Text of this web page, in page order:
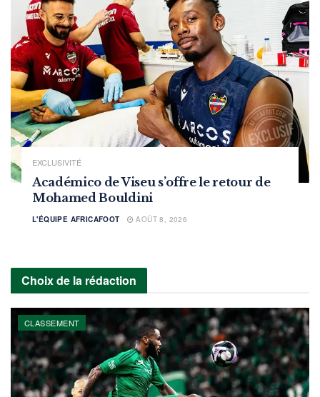
EXCLUSIVITÉ
Académico de Viseu s’offre le retour de
Mohamed Bouldini
L'ÉQUIPE AFRICAFOOT AOÛT 8, 2026
Choix de la rédaction
CLASSEMENT